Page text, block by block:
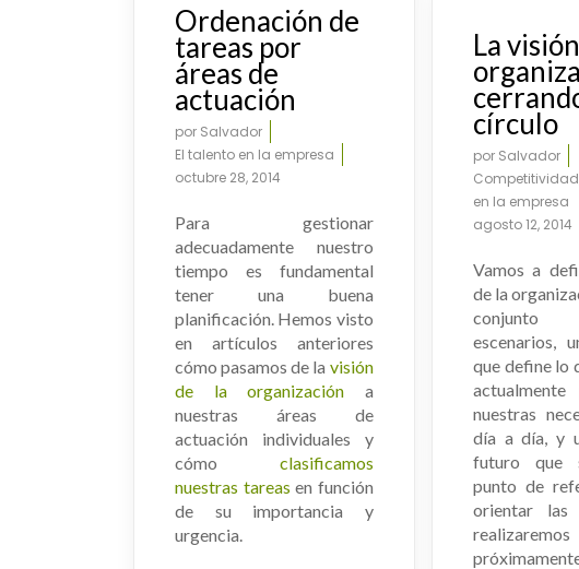
UR803-UR902
Ordenación de
tareas por
áreas de
actuación
por Salvador
El talento en la empresa
octubre 28, 2014
Para gestionar
adecuadamente nuestro
tiempo es fundamental
tener una buena
planificación. Hemos visto
en artículos anteriores
cómo pasamos de la visión
de la organización a
nuestras áreas de
actuación individuales y
cómo clasificamos
nuestras tareas en función
de su importancia y
urgencia.
La
círculo
por Salvador
Competitividad
en la empresa
agosto 12, 2014
Vamos a
de la
escenarios,
que define lo
nuestras
día a día, y
futuro que
punto de
orientar las
realizaremos